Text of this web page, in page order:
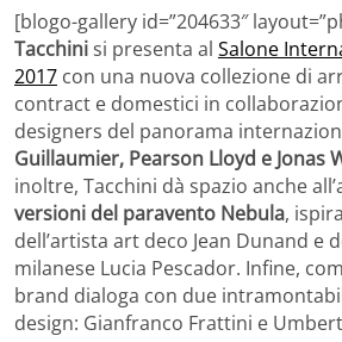
[blogo-gallery id=”204633″
Tacchinisi presenta al Salone
2017 con una nuova collezione di
contract e domestici in
designers del panorama
Guillaumier, Pearson Lloyd e Jonas
inoltre, Tacchini dà spazio anche
versioni del paravento Nebula,
dell’artista art deco Jean Dunand e
milanese Lucia Pescador. Infine,
brand dialoga con due
design: Gianfranco Frattini e